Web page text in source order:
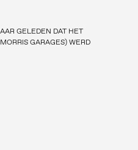
GELEDEN DAT HET
GARAGES) WERD